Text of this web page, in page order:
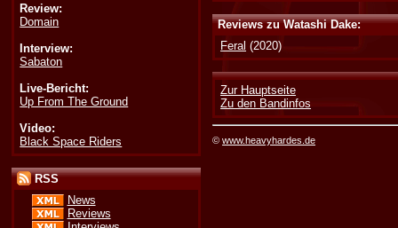
Review:
Domain
Interview:
Sabaton
Live-Bericht:
Up From The Ground
Video:
Black Space Riders
RSS
News
Reviews
Reviews zu Watashi Dake:
Feral (2020)
Zur Hauptseite
Zu den Bandinfos
©www.heavyhardes.de